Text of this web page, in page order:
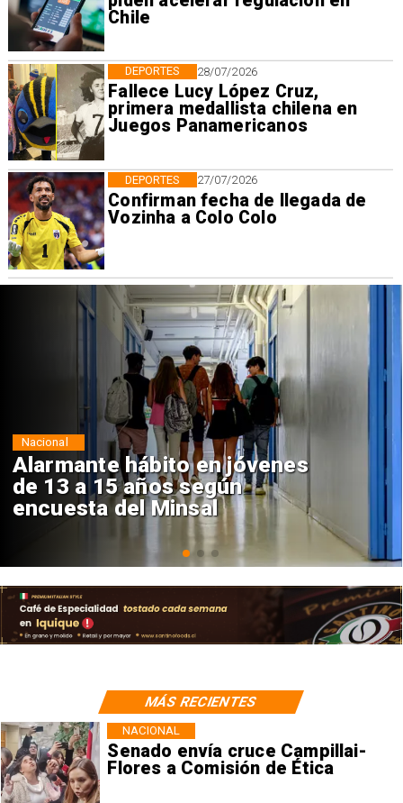
Chile
28/07/2026
Fallece Lucy López Cruz,
primera medallista chilena en
Juegos Panamericanos
DEPORTES
27/07/2026
Confirman fecha de llegada de
Vozinha a Colo Colo
DEPORTES
Aprueban creación del Parque
Sebastián Piñera con inversión
de $4 mil millones
Regiones
Senado envía cruce Campillai-
Flores a Comisión de Ética
NACIONAL
MÁS RECIENTES